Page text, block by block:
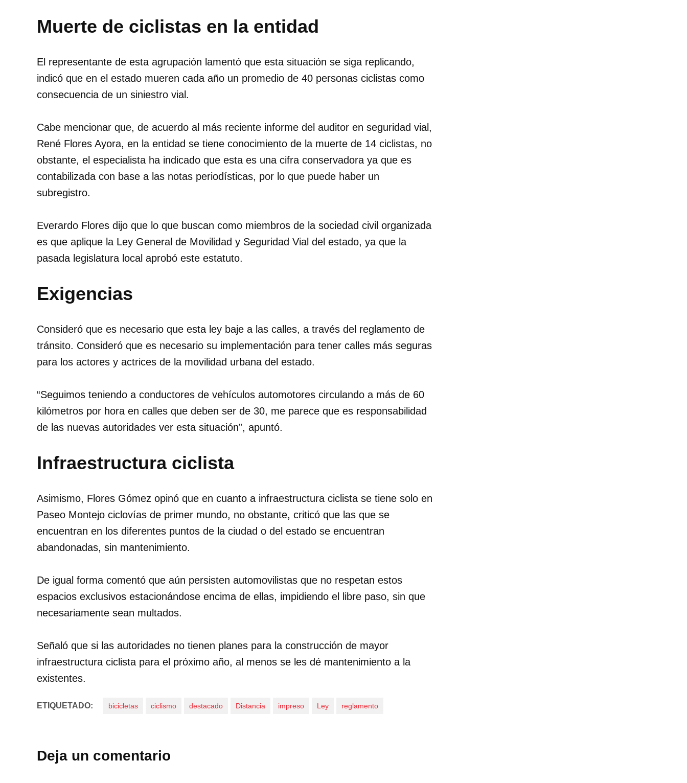
Muerte de ciclistas en la entidad
El representante de esta agrupación lamentó que esta situación se siga replicando,
indicó que en el estado mueren cada año un promedio de 40 personas ciclistas como
consecuencia de un siniestro vial.
Cabe mencionar que, de acuerdo al más reciente informe del auditor en seguridad vial,
René Flores Ayora, en la entidad se tiene conocimiento de la muerte de 14 ciclistas, no
obstante, el especialista ha indicado que esta es una cifra conservadora ya que es
contabilizada con base a las notas periodísticas, por lo que puede haber un
subregistro.
Everardo Flores dijo que lo que buscan como miembros de la sociedad civil organizada
es que aplique la Ley General de Movilidad y Seguridad Vial del estado, ya que la
pasada legislatura local aprobó este estatuto.
Exigencias
Consideró que es necesario que esta ley baje a las calles, a través del reglamento de
tránsito. Consideró que es necesario su implementación para tener calles más seguras
para los actores y actrices de la movilidad urbana del estado.
“Seguimos teniendo a conductores de vehículos automotores circulando a más de 60
kilómetros por hora en calles que deben ser de 30, me parece que es responsabilidad
de las nuevas autoridades ver esta situación”, apuntó.
Infraestructura ciclista
Asimismo, Flores Gómez opinó que en cuanto a infraestructura ciclista se tiene solo en
Paseo Montejo ciclovías de primer mundo, no obstante, criticó que las que se
encuentran en los diferentes puntos de la ciudad o del estado se encuentran
abandonadas, sin mantenimiento.
De igual forma comentó que aún persisten automovilistas que no respetan estos
espacios exclusivos estacionándose encima de ellas, impidiendo el libre paso, sin que
necesariamente sean multados.
Señaló que si las autoridades no tienen planes para la construcción de mayor
infraestructura ciclista para el próximo año, al menos se les dé mantenimiento a la
existentes.
ETIQUETADO: bicicletas ciclismo destacado Distancia impreso Ley reglamento
Deja un comentario